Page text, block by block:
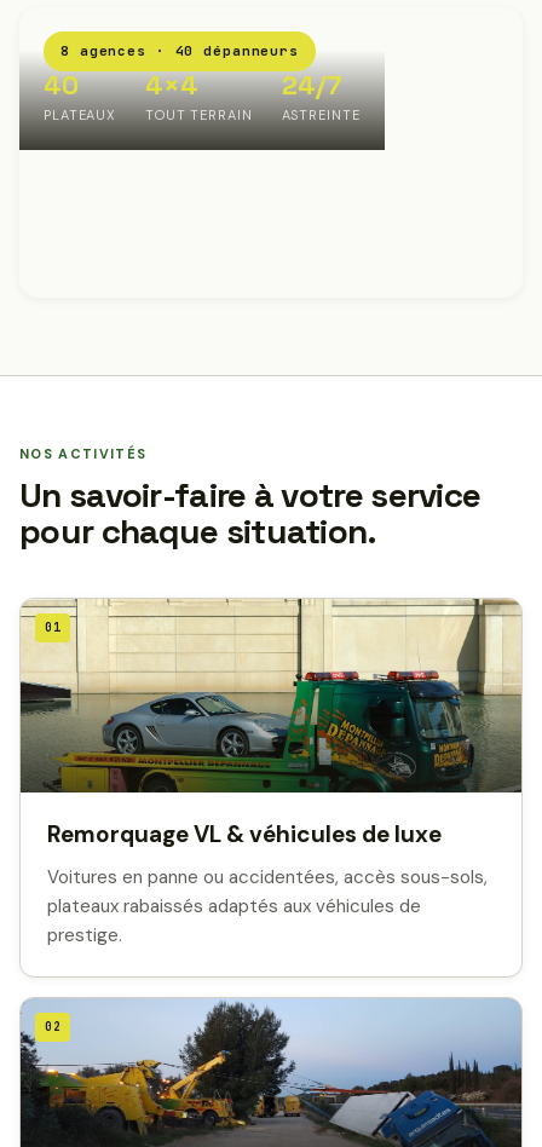
8 agences · 40 dépanneurs
40
PLATEAUX
4×4
TOUT TERRAIN
24/7
ASTREINTE
NOS ACTIVITÉS
Un savoir-faire à votre service
pour chaque situation.
01
Remorquage VL & véhicules de luxe
Voitures en panne ou accidentées, accès sous-sols,
plateaux rabaissés adaptés aux véhicules de
prestige.
02